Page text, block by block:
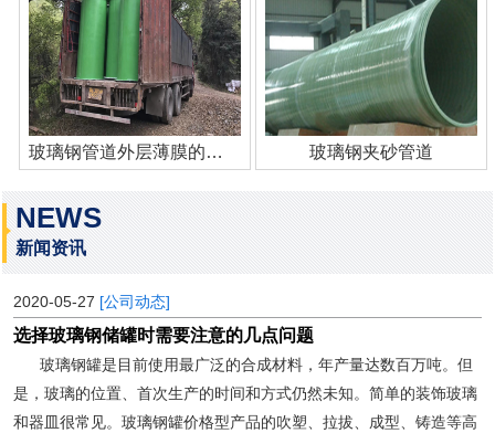
玻璃钢管道外层薄膜的作用 玻璃钢夹砂管道
NEWS
新闻资讯
2020-05-27 [公司动态]
选择玻璃钢储罐时需要注意的几点问题
玻璃钢罐是目前使用最广泛的合成材料，年产量达数百万吨。但
是，玻璃的位置、首次生产的时间和方式仍然未知。简单的装饰玻璃
和器皿很常见。玻璃钢罐价格型产品的吹塑、拉拔、成型、铸造等高